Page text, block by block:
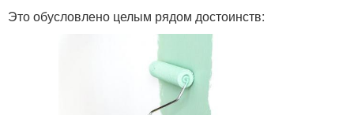
Это обусловлено целым рядом достоинств: